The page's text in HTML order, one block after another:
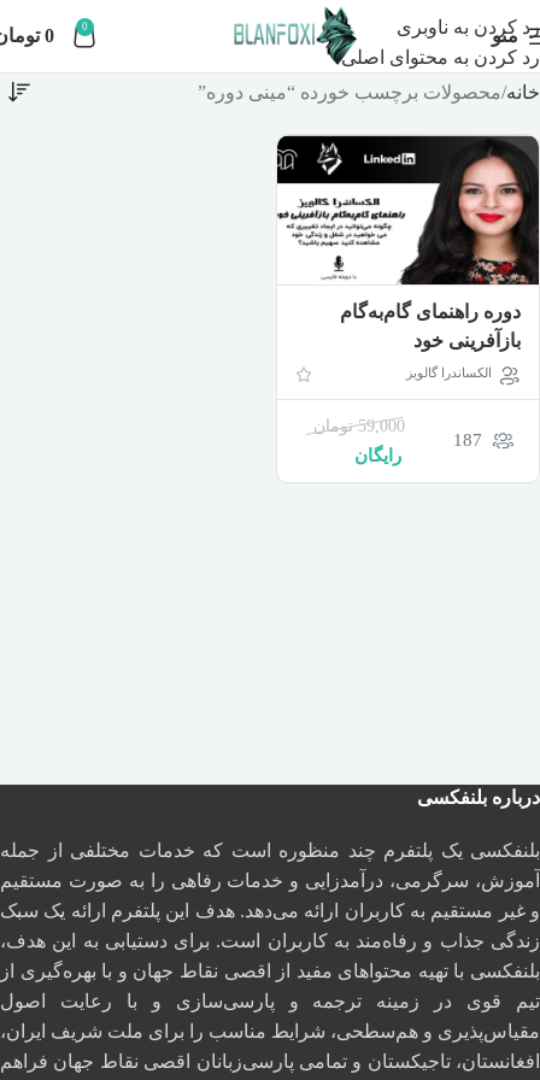
رد کردن به ناوبری
رد کردن به محتوای اصلی
منو 0
0
خانه محصولات برچسب خورده “مینی دوره”
دوره راهنمای گام‌به‌گام
بازآفرینی خود
الکساندرا گالویز
187
59,000 تومان
رایگان
درباره بلنفکسی
بلنفکسی یک پلتفرم چند منظوره است که خدمات مختلفی از جمله
آموزش، سرگرمی، درآمدزایی و خدمات رفاهی را به صورت مستقیم
و غیر مستقیم به کاربران ارائه می‌دهد. هدف این پلتفرم ارائه یک سبک
زندگی جذاب و رفاه‌مند به کاربران است. برای دستیابی به این هدف،
بلنفکسی با تهیه محتواهای مفید از اقصی نقاط جهان و با بهره‌گیری از
تیم قوی در زمینه ترجمه و پارسی‌سازی و با رعایت اصول
مقیاس‌پذیری و هم‌سطحی، شرایط مناسب را برای ملت شریف ایران،
افغانستان، تاجیکستان و تمامی پارسی‌زبانان اقصی نقاط جهان فراهم